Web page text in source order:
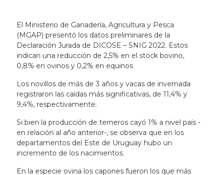
El Ministerio de Ganadería, Agricultura y Pesca
(MGAP) presentó los datos preliminares de la
Declaración Jurada de DICOSE – SNIG 2022. Estos
indican una reducción de 2,5% en el stock bovino,
0,8% en ovinos y 0,2% en equinos
Los novillos de más de 3 años y vacas de invernada
registraron las caídas más significativas, de 11,4% y
9,4%, respectivamente.
Si bien la producción de terneros cayó 1% a nivel país -
en relación al año anterior-, se observa que en los
departamentos del Este de Uruguay hubo un
incremento de los nacimientos.
En la especie ovina los capones fueron los que más